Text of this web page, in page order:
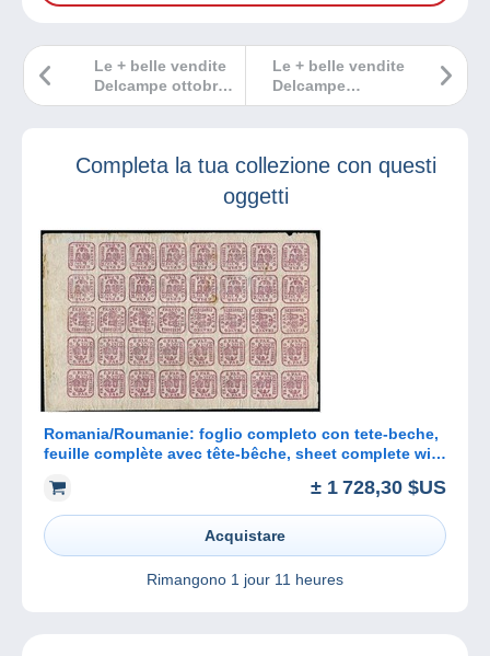
Le + belle vendite
Delcampe
settembre 2024
Le + belle vendite
Delcampe ottobre
2024
Completa la tua collezione con questi
oggetti
Romania/Roumanie: foglio completo con tete-beche,
feuille complète avec tête-bêche, sheet complete with
± 1 728,30 $US
Acquistare
Rimangono 1 jour 11 heures